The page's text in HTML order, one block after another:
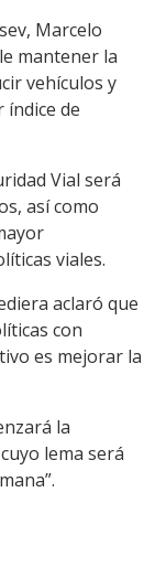
Marcelo
mantener la
vehículos y
de
Vial será
así como
viales.
aclaró que
con
es mejorar la
la
lema será